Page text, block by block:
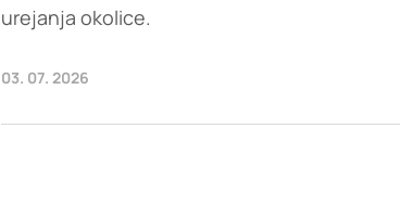
urejanja okolice.
03. 07. 2026